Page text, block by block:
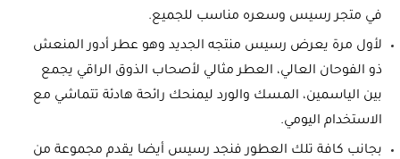
في متجر رسيس وسعره مناسب للجميع.
لأول مرة يعرض رسيس منتجه الجديد وهو عطر أدور المنعش
ذو الفوحان العالي، العطر مثالي لأصحاب الذوق الراقي يجمع
بين الياسمين، المسك والورد ليمنحك رائحة هادئة تتماشي مع
الاستخدام اليومي.
بجانب كافة تلك العطور فنجد رسيس أيضا يقدم مجموعة من